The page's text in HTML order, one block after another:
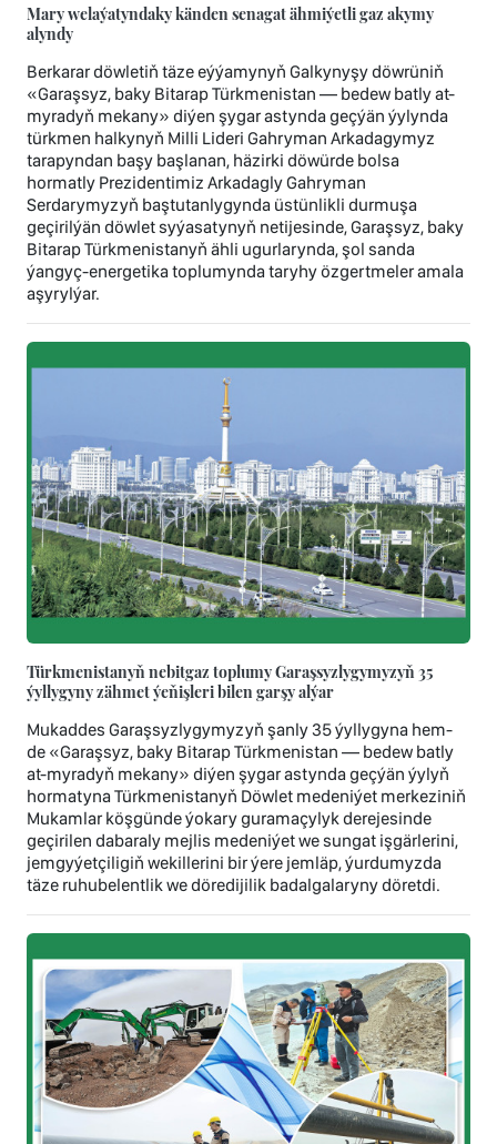
Mary welaýatyndaky känden senagat ähmiýetli gaz akymy
alyndy
Berkarar döwletiň täze eýýamynyň Galkynyşy döwrüniň
«Garaşsyz, baky Bitarap Türkmenistan — bedew batly at-
myradyň mekany» diýen şygar astynda geçýän ýylynda
türkmen halkynyň Milli Lideri Gahryman Arkadagymyz
tarapyndan başy başlanan, häzirki döwürde bolsa
hormatly Prezidentimiz Arkadagly Gahryman
Serdarymyzyň baştutanlygynda üstünlikli durmuşa
geçirilýän döwlet syýasatynyň netijesinde, Garaşsyz, baky
Bitarap Türkmenistanyň ähli ugurlarynda, şol sanda
ýangyç-energetika toplumynda taryhy özgertmeler amala
aşyrylýar.
Türkmenistanyň nebitgaz toplumy Garaşsyzlygymyzyň 35
ýyllygyny zähmet ýeňişleri bilen garşy alýar
Mukaddes Garaşsyzlygymyzyň şanly 35 ýyllygyna hem-
de «Garaşsyz, baky Bitarap Türkmenistan — bedew batly
at-myradyň mekany» diýen şygar astynda geçýän ýylyň
hormatyna Türkmenistanyň Döwlet medeniýet merkeziniň
Mukamlar köşgünde ýokary guramaçylyk derejesinde
geçirilen dabaraly mejlis medeniýet we sungat işgärlerini,
jemgyýetçiligiň wekillerini bir ýere jemläp, ýurdumyzda
täze ruhubelentlik we döredijilik badalgalaryny döretdi.